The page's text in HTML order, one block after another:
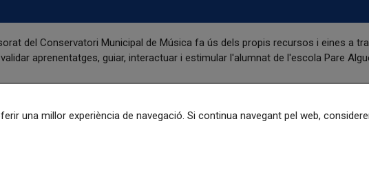
una millor experiència de navegació. Si continua navegant pel web,
del Conservatori Municipal de Música fa ús dels propis recursos i eines a
aprenentatges, guiar, interactuar i estimular l'alumnat de l'escola Pare
emocional.